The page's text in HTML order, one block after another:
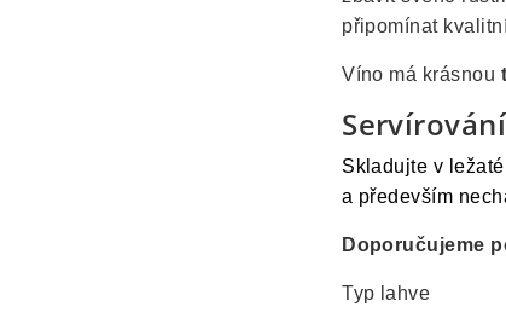
připomínat
Víno má krásnou
Skladujte v
a především
Doporučujeme
Typ lahve